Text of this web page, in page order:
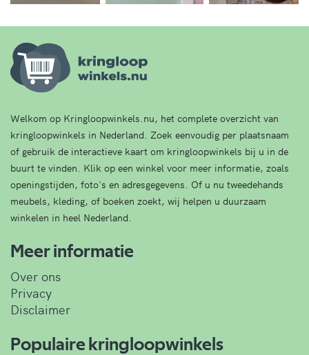
Welkom op Kringloopwinkels.nu, het complete overzicht van
kringloopwinkels in Nederland. Zoek eenvoudig per plaatsnaam
of gebruik de interactieve kaart om kringloopwinkels bij u in de
buurt te vinden. Klik op een winkel voor meer informatie, zoals
openingstijden, foto's en adresgegevens. Of u nu tweedehands
meubels, kleding, of boeken zoekt, wij helpen u duurzaam
winkelen in heel Nederland.
Meer informatie
Over ons
Privacy
Disclaimer
Populaire kringloopwinkels